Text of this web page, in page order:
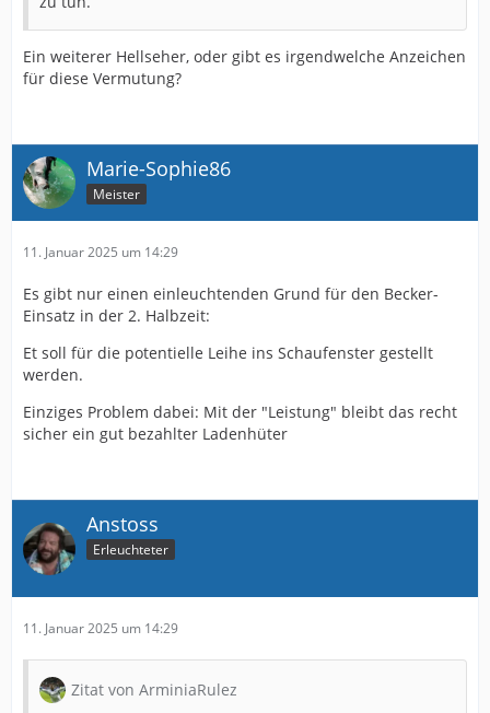
Ein weiterer Hellseher, oder gibt es irgendwelche Anzeichen
für diese Vermutung?
Marie-Sophie86
Meister
11. Januar 2025 um 14:29
Es gibt nur einen einleuchtenden Grund für den Becker-
Einsatz in der 2. Halbzeit:
Et soll für die potentielle Leihe ins Schaufenster gestellt
werden.
Einziges Problem dabei: Mit der "Leistung" bleibt das recht
sicher ein gut bezahlter Ladenhüter
Anstoss
Erleuchteter
11. Januar 2025 um 14:29
Zitat von ArminiaRulez